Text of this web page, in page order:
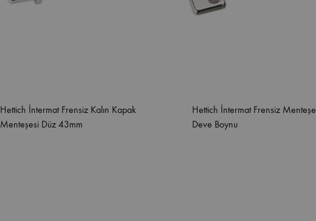
Hettich İntermat Frensiz Kalın Kapak
Menteşesi Düz 43mm
Hettich İntermat Frensiz Menteşe
Deve Boynu